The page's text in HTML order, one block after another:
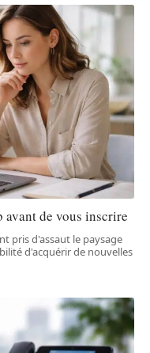
de vous inscrire
pris d'assaut le paysage
d'acquérir de nouvelles